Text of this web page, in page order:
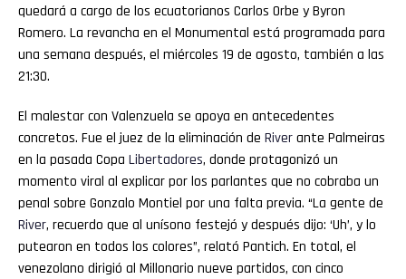
quedará a cargo de los ecuatorianos Carlos Orbe y Byron
Romero. La revancha en el Monumental está programada para
una semana después, el miércoles 19 de agosto, también a las
21:30.
El malestar con Valenzuela se apoya en antecedentes
concretos. Fue el juez de la eliminación de Riverante Palmeiras
en la pasada Copa Libertadores, donde protagonizó un
momento viral al explicar por los parlantes que no cobraba un
penal sobre Gonzalo Montiel por una falta previa. “La gente de
River, recuerdo que al unísono festejó y después dijo: ‘Uh’, y lo
putearon en todos los colores”, relató Pantich. En total, el
venezolano dirigió al Millonario nueve partidos, con cinco